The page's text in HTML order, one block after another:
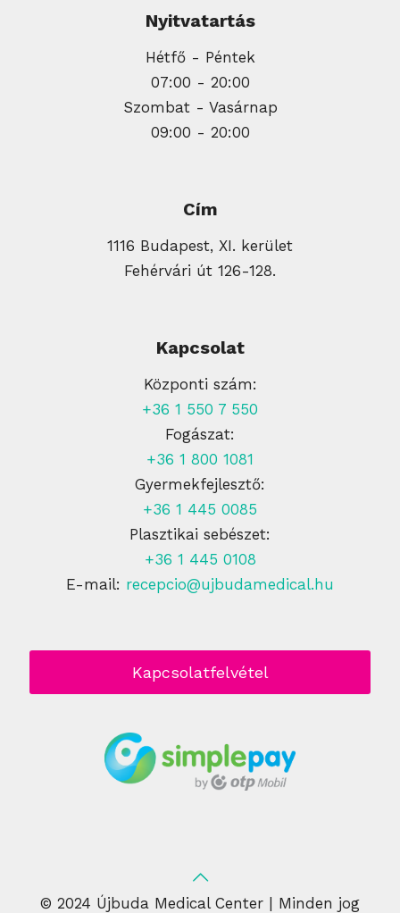
Nyitvatartás
Hétfő - Péntek
07:00 - 20:00
Szombat - Vasárnap
09:00 - 20:00
Cím
1116 Budapest, XI. kerület
Fehérvári út 126-128.
Kapcsolat
Központi szám:
+36 1 550 7 550
Fogászat:
+36 1 800 1081
Gyermekfejlesztő:
+36 1 445 0085
Plasztikai sebészet:
+36 1 445 0108
E-mail: recepcio@ujbudamedical.hu
Kapcsolatfelvétel
© 2024 Újbuda Medical Center | Minden jog